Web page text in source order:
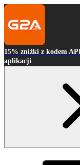
15% zniżki z kodem
aplikacji